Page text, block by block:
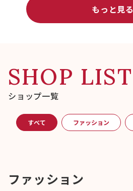
もっと見る
SHOP LIST
ショップ一覧
すべて ファッション
ファッション